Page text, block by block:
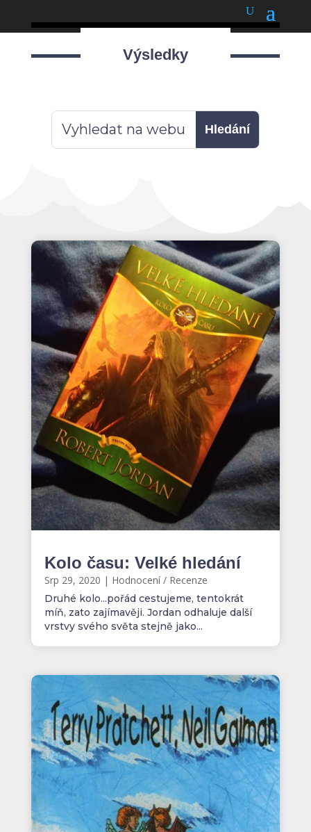
Výsledky
Kolo času: Velké hledání
Srp 29, 2020 | Hodnocení / Recenze
Druhé kolo...pořád cestujeme, tentokrát
míň, zato zajímavěji. Jordan odhaluje další
vrstvy svého světa stejně jako...